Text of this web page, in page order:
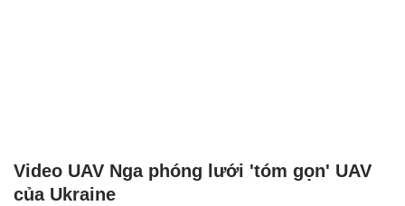
Video UAV Nga phóng lưới 'tóm gọn' UAV
của Ukraine